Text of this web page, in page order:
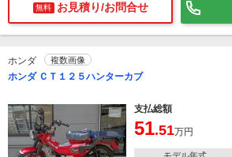
無料 お見積り/お問合せ
ホンダ 複数画像
ホンダ ＣＴ１２５ハンターカブ
支払総額
51.51万円
走行距離(任意)